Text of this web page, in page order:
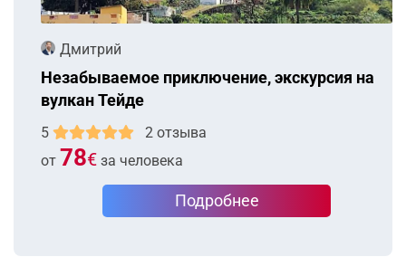
Дмитрий
Незабываемое приключение, экскурсия на
вулкан Тейде
2 отзыва
от 78€ за человека
Подробнее